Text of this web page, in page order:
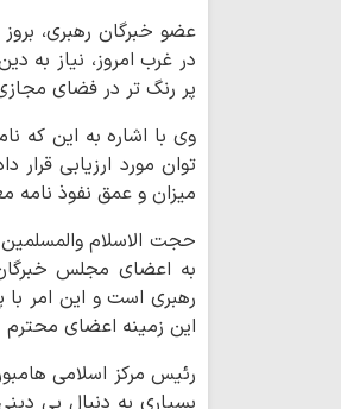
عضو خبرگان رهبری،
در غرب امروز، نیاز
پر رنگ تر در فضای
وی با اشاره به این که
توان مورد ارزیابی قرار
میزان و عمق نفوذ نامه
حجت الاسلام
به اعضای مجلس
رهبری است و این امر
این زمینه اعضای محترم
رئیس مرکز اسلامی